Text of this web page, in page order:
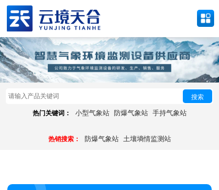
搜索
热门关键词： 小型气象站 防爆气象站 手持气象站
热销搜索： 防爆气象站 土壤墒情监测站